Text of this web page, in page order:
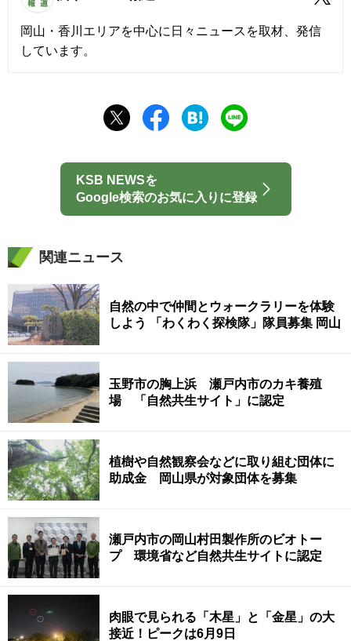
岡山・香川エリアを中心に日々ニュースを取材、発信
しています。
KSB NEWSを
Google検索のお気に入りに登録
関連ニュース
自然の中で仲間とウォークラリーを体験
しよう 「わくわく探検隊」隊員募集 岡山
玉野市の胸上浜 瀬戸内市のカキ養殖
場 「自然共生サイト」に認定
植樹や自然観察会などに取り組む団体に
助成金 岡山県が対象団体を募集
瀬戸内市の岡山村田製作所のビオトー
プ 環境省など自然共生サイトに認定
肉眼で見られる「木星」と「金星」の大
接近！ピークは6月9日